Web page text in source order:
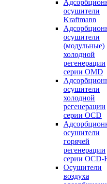
осушители
Kraftmann
осушители
(модульные)
холодной
регенерации
серии OMD
осушители
холодной
регенерации
серии OCD
осушители
горячей
регенерации
серии OСD-
Осушители
воздуха